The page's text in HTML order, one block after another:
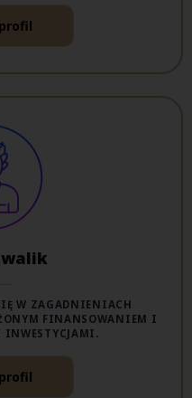
W ZAGADNIENIACH
FINANSOWANIEM I
INWESTYCJAMI.